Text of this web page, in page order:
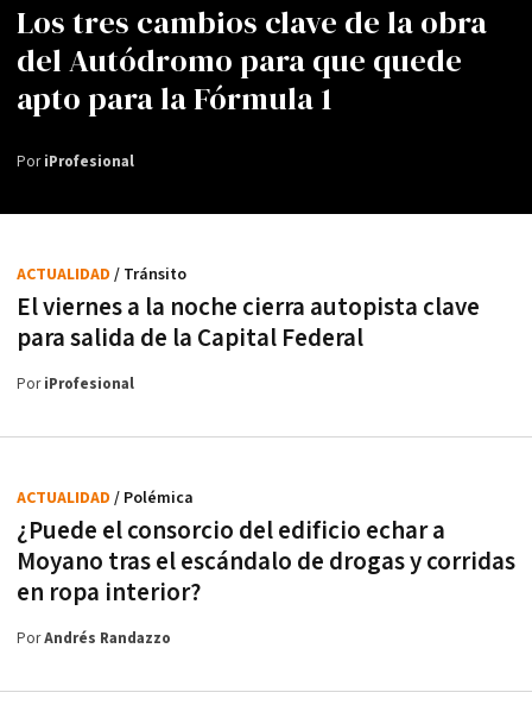
Los tres cambios clave de la obra
del Autódromo para que quede
apto para la Fórmula 1
PoriProfesional
El viernes a la noche cierra autopista clave
para salida de la Capital Federal
ACTUALIDAD / Tránsito
PoriProfesional
¿Puede el consorcio del edificio echar a
Moyano tras el escándalo de drogas y corridas
en ropa interior?
ACTUALIDAD / Polémica
PorAndrés Randazzo